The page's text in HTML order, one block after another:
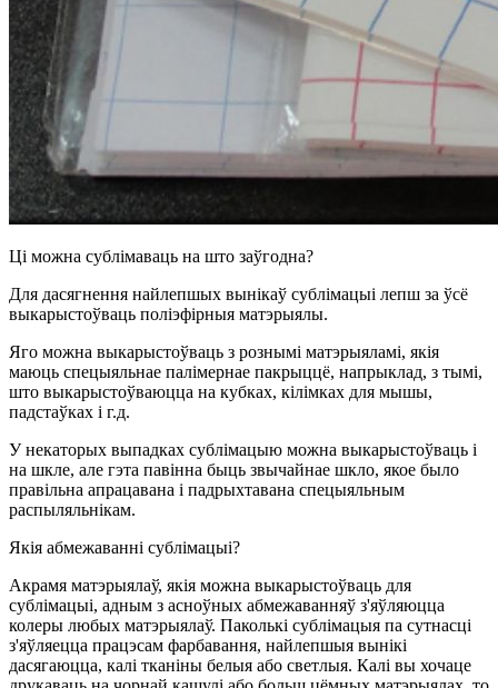
Ці можна сублімаваць на што заўгодна?
Для дасягнення найлепшых вынікаў сублімацыі лепш за ўсё
выкарыстоўваць поліэфірныя матэрыялы.
Яго можна выкарыстоўваць з рознымі матэрыяламі, якія
маюць спецыяльнае палімернае пакрыццё, напрыклад, з тымі,
што выкарыстоўваюцца на кубках, кілімках для мышы,
падстаўках і г.д.
У некаторых выпадках сублімацыю можна выкарыстоўваць і
на шкле, але гэта павінна быць звычайнае шкло, якое было
правільна апрацавана і падрыхтавана спецыяльным
распыляльнікам.
Якія абмежаванні сублімацыі?
Акрамя матэрыялаў, якія можна выкарыстоўваць для
сублімацыі, адным з асноўных абмежаванняў з'яўляюцца
колеры любых матэрыялаў. Паколькі сублімацыя па сутнасці
з'яўляецца працэсам фарбавання, найлепшыя вынікі
дасягаюцца, калі тканіны белыя або светлыя. Калі вы хочаце